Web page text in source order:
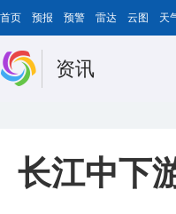
首页 预报 预警 雷达 云图 天
资讯
长江中下